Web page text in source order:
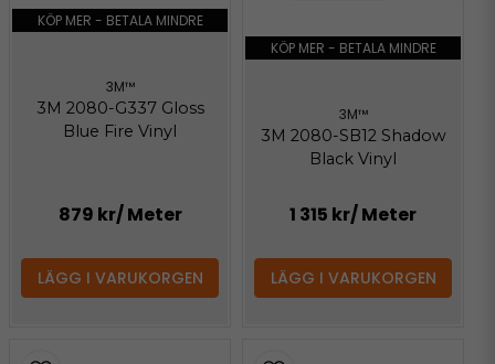
KÖP MER - BETALA MINDRE
3M™
3M 2080-G337 Gloss
Blue Fire Vinyl
879 kr/ Meter
LÄGG I VARUKORGEN
KÖP MER - BETALA MINDRE
3M™
3M 2080-SB12 Shadow
Black Vinyl
1 315 kr/ Meter
LÄGG I VARUKORGEN